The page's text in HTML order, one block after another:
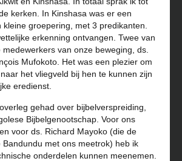
kerken. In Kinshasa was er een
groepering, met 3 predikanten.
erkenning ontvangen. Twee van
medewerkers van onze beweging, ds.
Mufokoto. Het was een plezier om
het vliegveld bij hen te kunnen zijn
eredienst.
gehad over bijbelverspreiding,
Bijbelgenootschap. Voor ons
voor ds. Richard Mayoko (die de
Bandundu met ons meetrok) heb ik
onderdelen kunnen meenemen.